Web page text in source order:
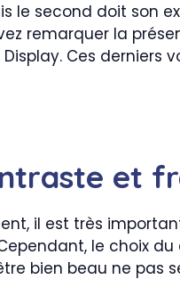
le second doit son
remarquer la
Display. Ces
et
il est très
le choix
bien beau ne